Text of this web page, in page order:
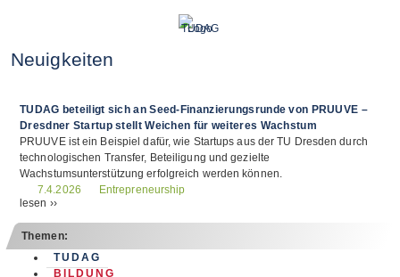
Neuigkeiten
TUDAG beteiligt sich an Seed-Finanzierungsrunde von PRUUVE –
Dresdner Startup stellt Weichen für weiteres Wachstum
PRUUVE ist ein Beispiel dafür, wie Startups aus der TU Dresden durch
technologischen Transfer, Beteiligung und gezielte
Wachstumsunterstützung erfolgreich werden können.
7.4.2026
Entrepreneurship
lesen ››
Themen:
TUDAG
BILDUNG